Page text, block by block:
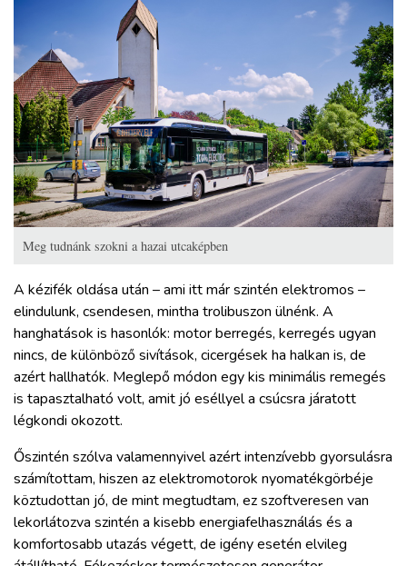
Meg tudnánk szokni a hazai utcaképben
A kézifék oldása után – ami itt már szintén elektromos –
elindulunk, csendesen, mintha trolibuszon ülnénk. A
hanghatások is hasonlók: motor berregés, kerregés ugyan
nincs, de különböző sivítások, cicergések ha halkan is, de
azért hallhatók. Meglepő módon egy kis minimális remegés
is tapasztalható volt, amit jó eséllyel a csúcsra járatott
légkondi okozott.
Őszintén szólva valamennyivel azért intenzívebb gyorsulásra
számítottam, hiszen az elektromotorok nyomatékgörbéje
köztudottan jó, de mint megtudtam, ez szoftveresen van
lekorlátozva szintén a kisebb energiafelhasználás és a
komfortosabb utazás végett, de igény esetén elvileg